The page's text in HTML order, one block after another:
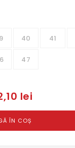
40 41
47
lei
ÎN COȘ